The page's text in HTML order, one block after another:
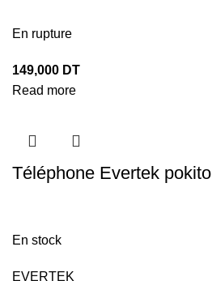
En rupture
149,000 DT
Read more
Téléphone Evertek pokito
En stock
EVERTEK